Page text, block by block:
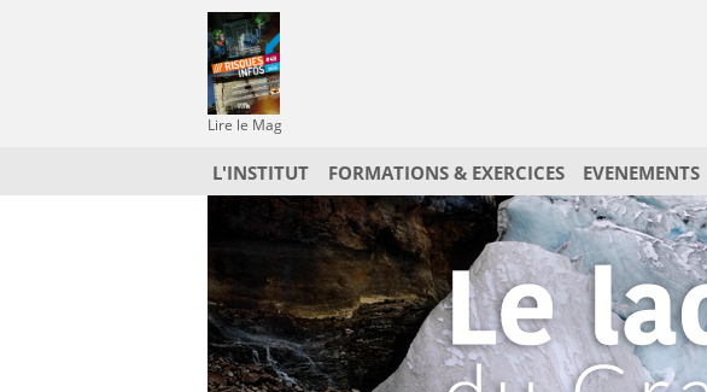
Lire le Mag
L'INSTITUT FORMATIONS & EXERCICES EVENEMENTS